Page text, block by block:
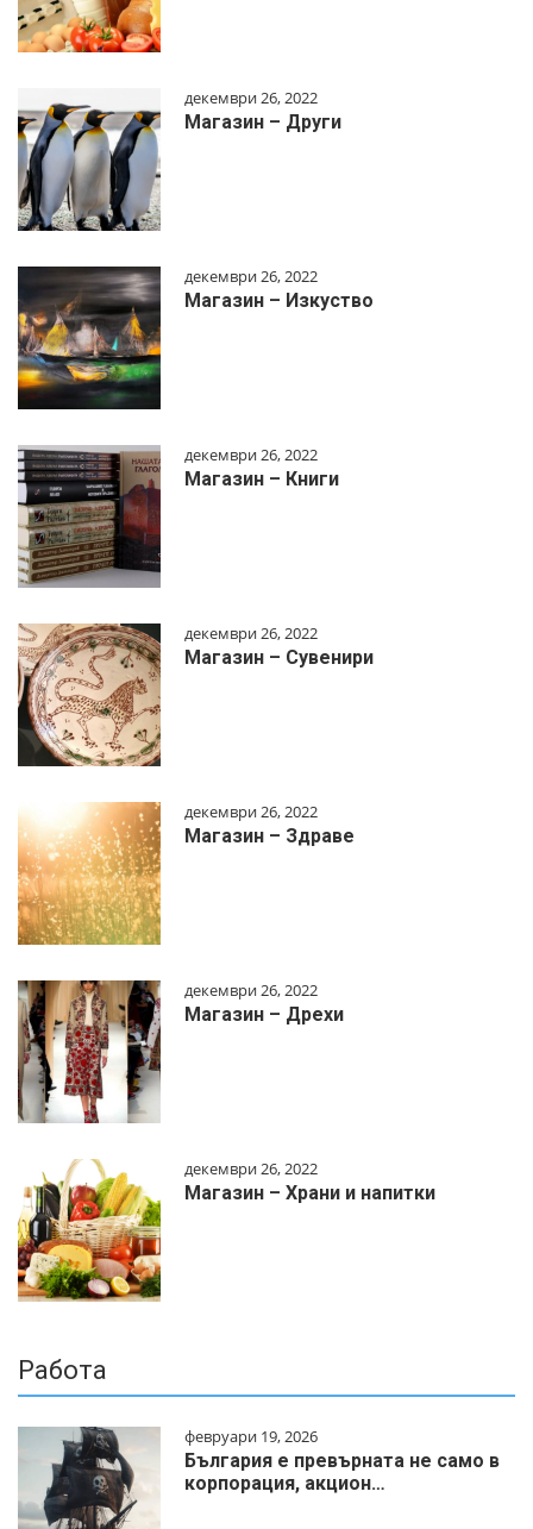
декември 26, 2022
Магазин – Други
декември 26, 2022
Магазин – Изкуство
декември 26, 2022
Магазин – Книги
декември 26, 2022
Магазин – Сувенири
декември 26, 2022
Магазин – Здраве
декември 26, 2022
Магазин – Дрехи
декември 26, 2022
Магазин – Храни и напитки
Работа
февруари 19, 2026
България е превърната не само в
корпорация, акцион…